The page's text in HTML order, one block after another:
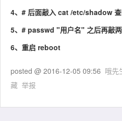
4、 # 后面敲入 cat /etc/shadow
5、# passwd "用户名" 之后再敲两
6、重启 reboot
posted @ 2016-12-05 09:56 哦先
藏 举报